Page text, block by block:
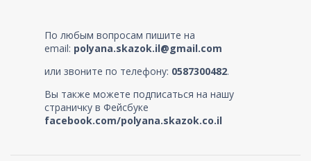
По любым вопросам пишите на
email: polyana.skazok.il@gmail.com
или звоните по телефону: 0587300482.
Вы также можете подписаться на нашу
страничку в Фейсбуке
facebook.com/polyana.skazok.co.il